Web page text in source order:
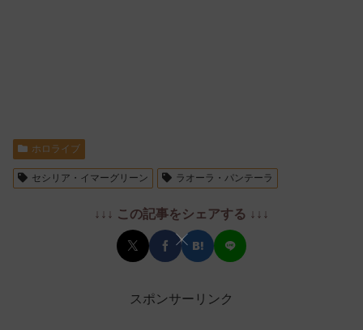
ホロライブ
セシリア・イマーグリーン ラオーラ・パンテーラ
↓↓↓ この記事をシェアする ↓↓↓
スポンサーリンク